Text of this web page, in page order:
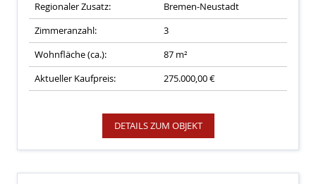
Regionaler Zusatz:
Bremen-Neustadt
Zimmeranzahl:
3
Wohnfläche (ca.):
87 m²
Aktueller Kaufpreis:
275.000,00 €
DETAILS ZUM OBJEKT